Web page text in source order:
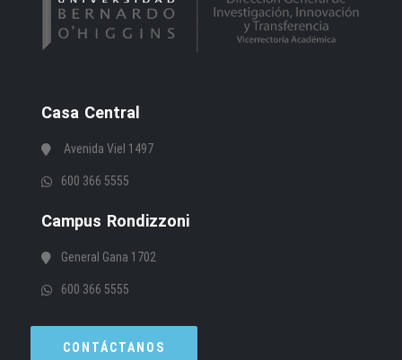
Casa Central
Avenida Viel 1497
600 366 5555
Campus Rondizzoni
General Gana 1702
600 366 5555
CONTÁCTANOS